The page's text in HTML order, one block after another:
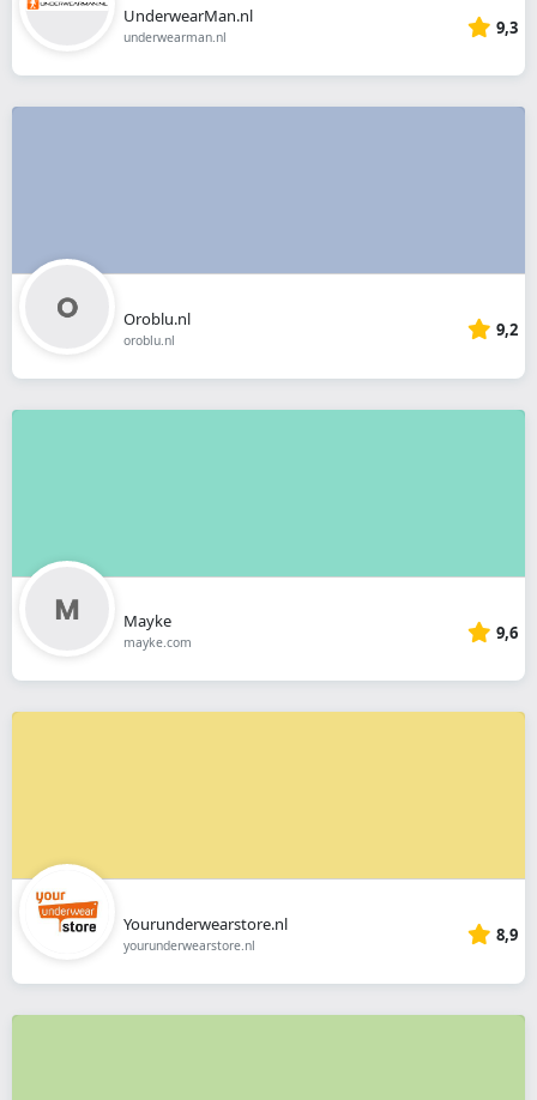
UnderwearMan.nl
underwearman.nl 9,3
Oroblu.nl
oroblu.nl 9,2
Mayke
mayke.com 9,6
Yourunderwearstore.nl
yourunderwearstore.nl 8,9